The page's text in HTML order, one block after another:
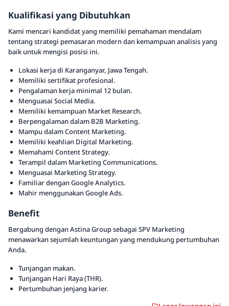
Kualifikasi yang Dibutuhkan
Kami mencari kandidat yang memiliki pemahaman mendalam
tentang strategi pemasaran modern dan kemampuan analisis yang
baik untuk mengisi posisi ini.
Lokasi kerja di Karanganyar, Jawa Tengah.
Memiliki sertifikat profesional.
Pengalaman kerja minimal 12 bulan.
Menguasai Social Media.
Memiliki kemampuan Market Research.
Berpengalaman dalam B2B Marketing.
Mampu dalam Content Marketing.
Memiliki keahlian Digital Marketing.
Memahami Content Strategy.
Terampil dalam Marketing Communications.
Menguasai Marketing Strategy.
Familiar dengan Google Analytics.
Mahir menggunakan Google Ads.
Benefit
Bergabung dengan Astina Group sebagai SPV Marketing
menawarkan sejumlah keuntungan yang mendukung pertumbuhan
Anda.
Tunjangan makan.
Tunjangan Hari Raya (THR).
Pertumbuhan jenjang karier.